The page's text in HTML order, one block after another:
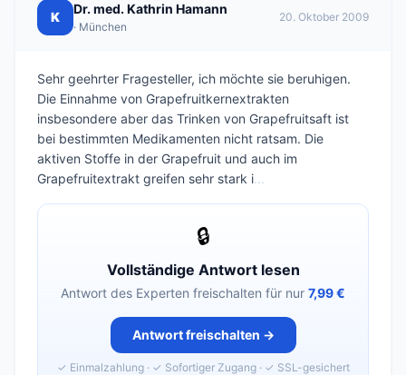
K
Dr. med. Kathrin Hamann
· München
20. Oktober 2009
Sehr geehrter Fragesteller, ich möchte sie beruhigen.
Die Einnahme von Grapefruitkernextrakten
insbesondere aber das Trinken von Grapefruitsaft ist
bei bestimmten Medikamenten nicht ratsam. Die
aktiven Stoffe in der Grapefruit und auch im
Grapefruitextrakt greifen sehr stark i...
🔒
Vollständige Antwort lesen
Antwort des Experten freischalten für nur 7,99 €
Antwort freischalten →
✓ Einmalzahlung · ✓ Sofortiger Zugang · ✓ SSL-gesichert